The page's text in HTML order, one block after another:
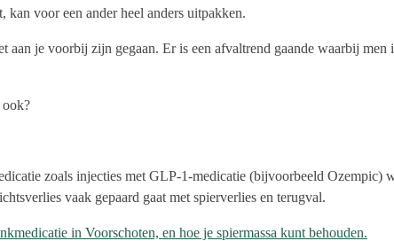
voor een ander heel anders uitpakken.
aan je voorbij zijn gegaan. Er is een afvaltrend gaande waarbij
zoals injecties met GLP-1-medicatie (bijvoorbeeld Ozempic)
vaak gepaard gaat met spierverlies en terugval.
in Voorschoten, en hoe je spiermassa kunt behouden.